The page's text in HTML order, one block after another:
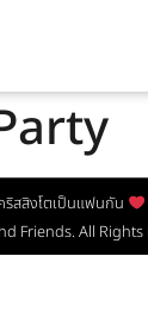
ริสสิงโตเป็นแฟนกัน
Friends. All Rights